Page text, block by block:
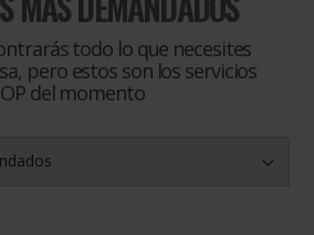
todo lo que necesites
pero estos son los servicios
del momento